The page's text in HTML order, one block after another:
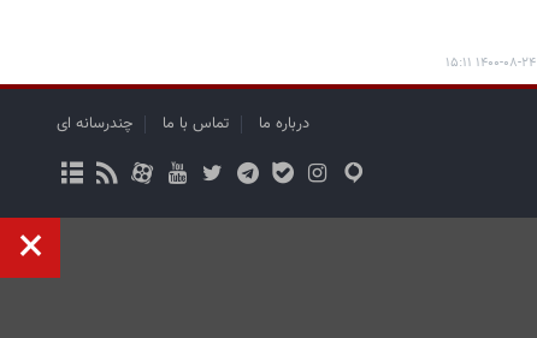
۱۴۰۰-۰۸-۲۴ ۱۵:۱۱
درباره ما تماس با ما چندرسانه ای